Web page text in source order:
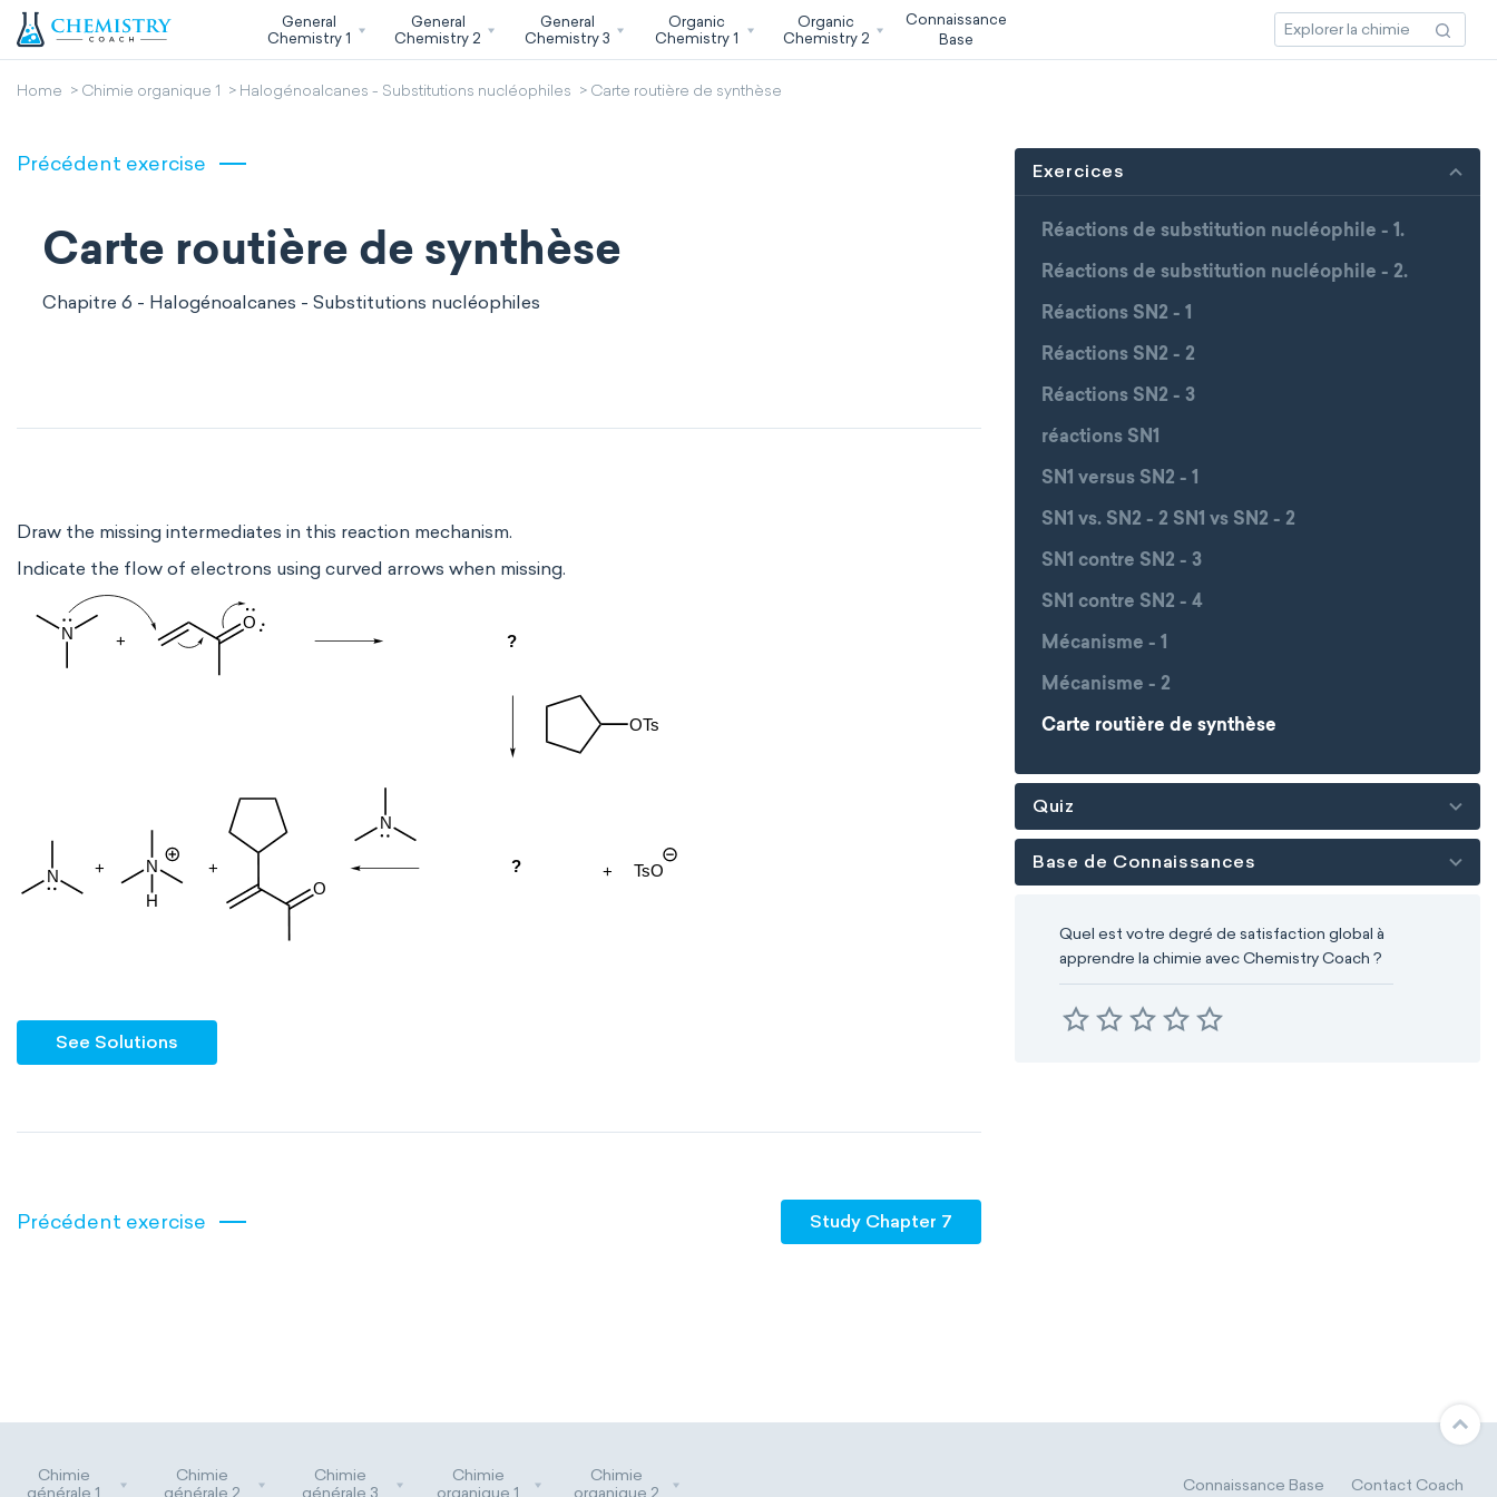
General
Chemistry 1
General
Chemistry 2
General
Chemistry 3
Organic
Chemistry 1
Organic
Chemistry 2
Connaissance
Base
Home Chimie organique 1 Halogénoalcanes - Substitutions nucléophiles Carte routière de synthèse
Précédent exercise
Carte routière de synthèse
Chapitre 6 - Halogénoalcanes - Substitutions nucléophiles
Draw the missing intermediates in this reaction mechanism.
Indicate the flow of electrons using curved arrows when missing.
See Solutions
Précédent exercise Study Chapter 7
Exercices
Réactions de substitution nucléophile - 1.
Réactions de substitution nucléophile - 2.
Réactions SN2 - 1
Réactions SN2 - 2
Réactions SN2 - 3
réactions SN1
SN1 versus SN2 - 1
SN1 vs. SN2 - 2 SN1 vs SN2 - 2
SN1 contre SN2 - 3
SN1 contre SN2 - 4
Mécanisme - 1
Mécanisme - 2
Carte routière de synthèse
Quiz
Base de Connaissances
Quel est votre degré de satisfaction global à
apprendre la chimie avec Chemistry Coach ?
Chimie
générale 1
Chimie
générale 2
Chimie
générale 3
Chimie
organique 1
Chimie
organique 2
Connaissance Base Contact Coach